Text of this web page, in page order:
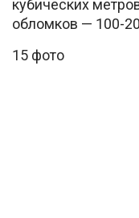
кубических
обломков — 100-
15 фото